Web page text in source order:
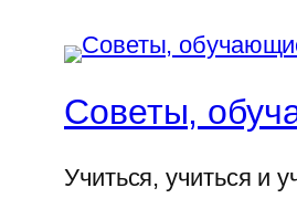
Советы,
Учиться, учиться и